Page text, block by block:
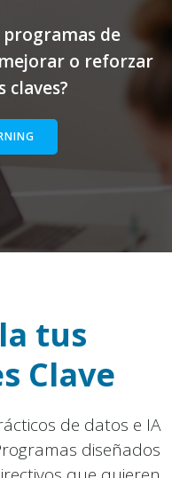
de
o reforzar
claves?
tus
Clave
de datos e IA
diseñados